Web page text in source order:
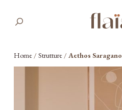
Home/ Strutture/ Aethos Saragano